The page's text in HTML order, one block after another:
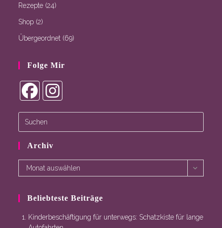
Rezepte (24)
Shop (2)
Übergeordnet (69)
Folge Mir
in
tab
a
tab
Archiv
ArchivMonat auswählen
Beliebteste Beiträge
Kinderbeschäftigung für unterwegs: Schatzkiste für lange